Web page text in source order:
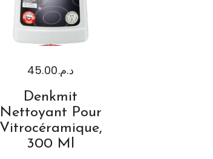
د.م.45.00
Denkmit
Nettoyant Pour
Vitrocéramique,
300 Ml